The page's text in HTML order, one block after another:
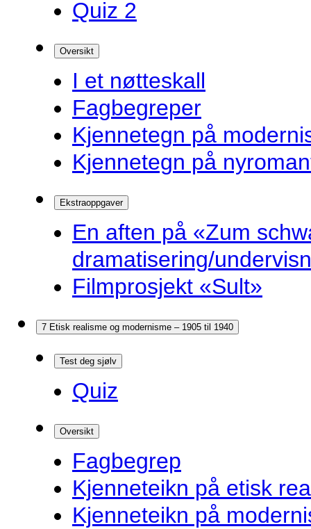
Quiz 2
Oversikt
I et nøtteskall
Fagbegreper
Kjennetegn på
Kjennetegn på
Ekstraoppgaver
En aften på «Zum
dramatisering/
Filmprosjekt «Sult»
7 Etisk realisme og modernisme – 1905 til 1940
Test deg sjølv
Quiz
Oversikt
Fagbegrep
Kjenneteikn på etisk
Kjenneteikn på